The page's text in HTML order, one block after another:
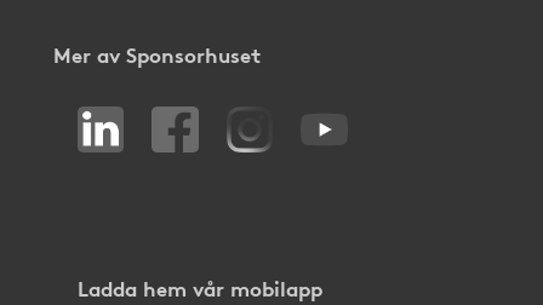
Mer av Sponsorhuset
Ladda hem vår mobilapp